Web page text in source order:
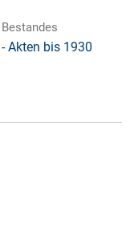
Akten bis 1930